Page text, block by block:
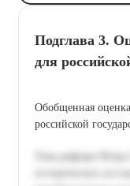
Подглава 3.
для
Обобщенная
российской